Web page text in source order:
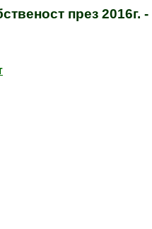
през 2016г. -